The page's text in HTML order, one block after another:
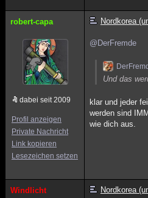
robert-capa
dabei seit 2009
Profil anzeigen
Private Nachricht
Link kopieren
Lesezeichen setzen
Nordkorea
@DerFremde
Und das
klar und jeder
werden sind
wie dich aus.
Windlicht Nordkorea